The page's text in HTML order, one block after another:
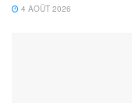
4 AOÛT 2026